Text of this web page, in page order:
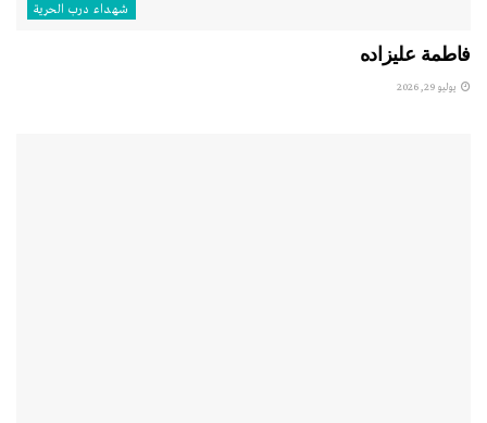
شهداء درب الحرية
فاطمة عليزاده
يوليو 29, 2026